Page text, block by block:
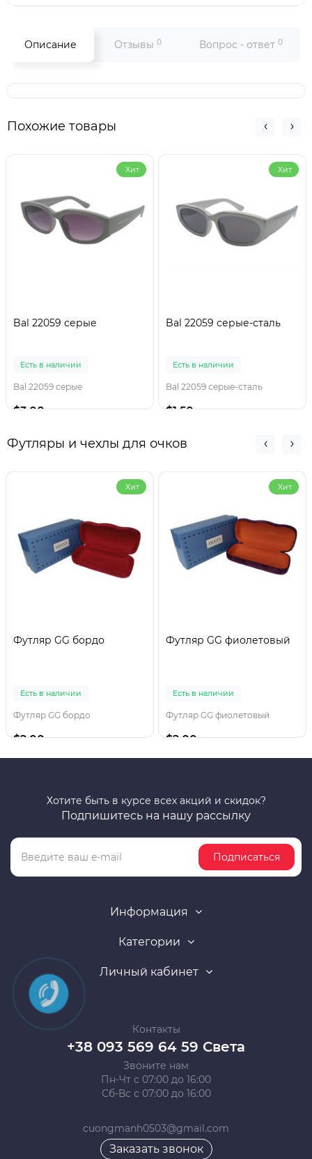
Описание Отзывы 0 Вопрос - ответ 0
Похожие товары
Хит
Bal 22059 серые
Есть в наличии
Bal 22059 серые
$3.00
Хит
Bal 22059 серые-сталь
Есть в наличии
Bal 22059 серые-сталь
$1.50
Футляры и чехлы для очков
Хит
Футляр GG бордо
Есть в наличии
Футляр GG бордо
$2.00
Хит
Футляр GG фиолетовый
Есть в наличии
Футляр GG фиолетовый
$2.00
Хотите быть в курсе всех акций и скидок?
Подпишитесь на нашу рассылку
Подписаться
Информация
Категории
Личный кабинет
Контакты
+38 093 569 64 59 Света
Звоните нам
Пн-Чт с 07:00 до 16:00
Сб-Вс с 07:00 до 16:00
cuongmanh0503@gmail.com
Заказать звонок